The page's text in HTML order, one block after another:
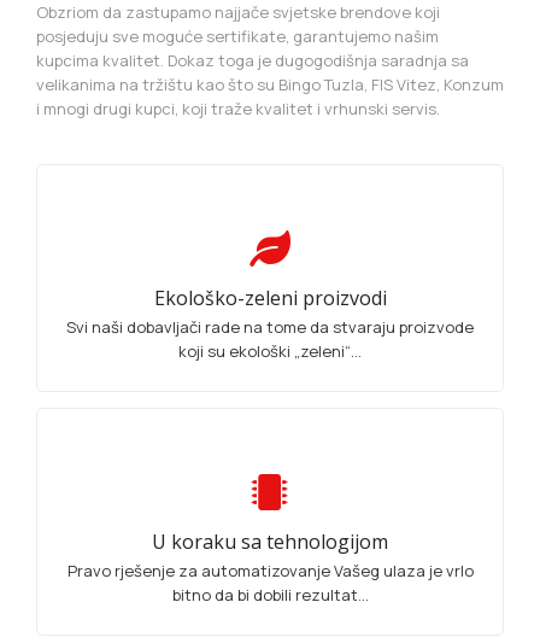
Obzriom da zastupamo najjače svjetske brendove koji
posjeduju sve moguće sertifikate, garantujemo našim
kupcima kvalitet. Dokaz toga je dugogodišnja saradnja sa
velikanima na tržištu kao što su Bingo Tuzla, FIS Vitez, Konzum
i mnogi drugi kupci, koji traže kvalitet i vrhunski servis.
Ekološko-zeleni proizvodi
Svi naši dobavljači rade na tome da stvaraju proizvode
koji su ekološki „zeleni“...
U koraku sa tehnologijom
Pravo rješenje za automatizovanje Vašeg ulaza je vrlo
bitno da bi dobili rezultat...